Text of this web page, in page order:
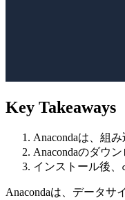
Key Takeaways
Anacondaは、組
Anacondaのダウ
インストール後、
Anacondaは、データサ